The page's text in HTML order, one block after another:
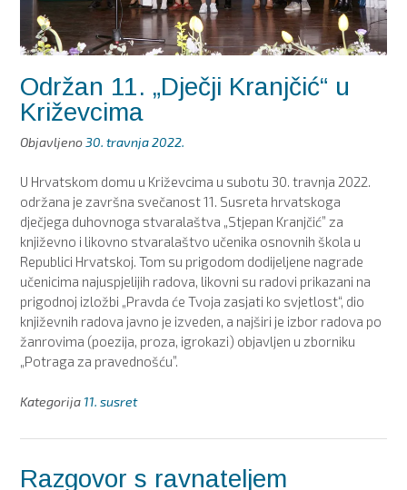
Održan 11. „Dječji Kranjčić“ u
Križevcima
Objavljeno 30. travnja 2022.
U Hrvatskom domu u Križevcima u subotu 30. travnja 2022.
održana je završna svečanost 11. Susreta hrvatskoga
dječjega duhovnoga stvaralaštva „Stjepan Kranjčić” za
književno i likovno stvaralaštvo učenika osnovnih škola u
Republici Hrvatskoj. Tom su prigodom dodijeljene nagrade
učenicima najuspjelijih radova, likovni su radovi prikazani na
prigodnoj izložbi „Pravda će Tvoja zasjati ko svjetlost“, dio
književnih radova javno je izveden, a najširi je izbor radova po
žanrovima (poezija, proza, igrokazi) objavljen u zborniku
„Potraga za pravednošću”.
Kategorija 11. susret
Razgovor s ravnateljem